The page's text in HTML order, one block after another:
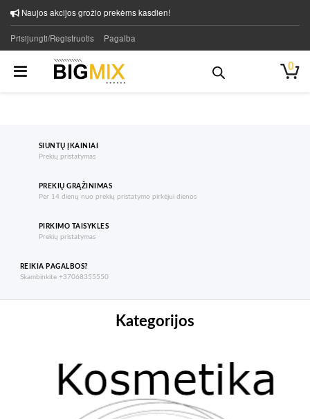
Naujos akcijos grožio prekėms kasdien!
Prisijungti/Registruotis Pagalba
0
SIUNTŲ ĮKAINIAI
Prekių pristatymas
PREKIŲ GRĄŽINIMAS
Per 14 dienų nuo prekių pristatymo pirkėjui dienos
PIRKIMO TAISYKLES
Prekių pristatymas
REIKIA PAGALBOS?
Skambinkite +37068355550
Kategorijos